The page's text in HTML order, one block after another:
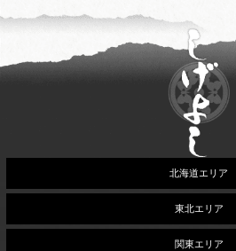
北海道エリア
東北エリア
関東エリア